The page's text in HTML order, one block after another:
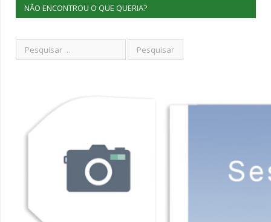
NÃO ENCONTROU O QUE QUERIA?